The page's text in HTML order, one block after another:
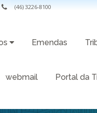
(46) 3226-8100
Emendas
webmail Portal da